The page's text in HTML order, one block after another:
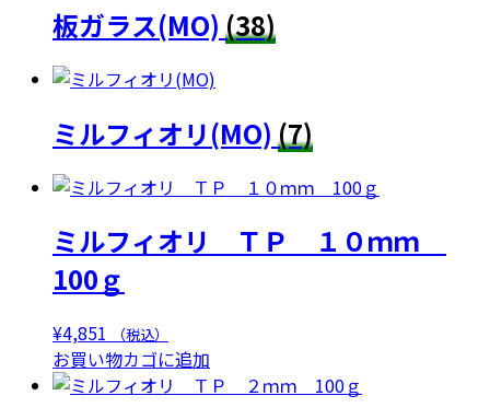
板ガラス(MO) (38)
ミルフィオリ(MO) (7)
ミルフィオリ ＴＰ １０ｍｍ
100ｇ
¥4,851 （税込）
お買い物カゴに追加